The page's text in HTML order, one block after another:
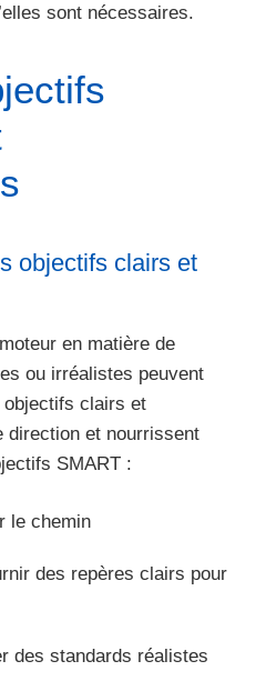
sont nécessaires.
objectifs clairs et
en matière de
ou irréalistes peuvent
objectifs clairs et
direction et nourrissent
SMART :
le chemin
des repères clairs pour
des standards réalistes